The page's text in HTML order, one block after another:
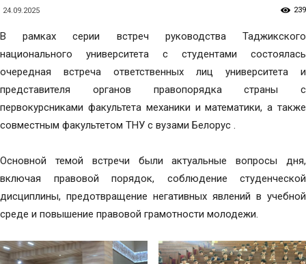
24.09.2025 239
В рамках серии встреч руководства Таджикского
национального университета с студентами состоялась
очередная встреча ответственных лиц университета и
представителя органов правопорядка страны с
первокурсниками факультета механики и математики, а также
совместным факультетом ТНУ с вузами Белорус .
Основной темой встречи были актуальные вопросы дня,
включая правовой порядок, соблюдение студенческой
дисциплины, предотвращение негативных явлений в учебной
среде и повышение правовой грамотности молодежи.